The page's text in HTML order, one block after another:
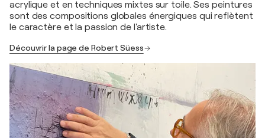
acrylique et en techniques mixtes sur toile. Ses peintures
sont des compositions globales énergiques qui reflètent
le caractère et la passion de l'artiste.
Découvrir la page de Robert Süess